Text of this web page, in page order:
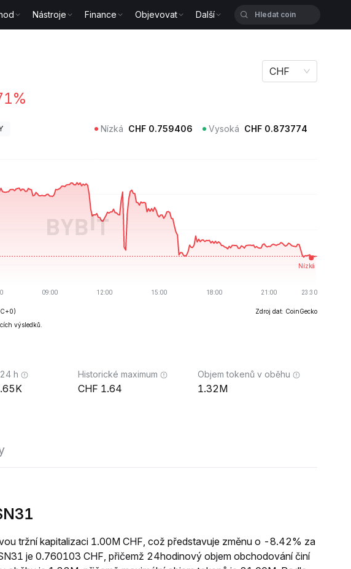
Nástroje Finance Objevovat Další
CHF
Nízká CHF 0.759406 Vysoká CHF 0.873774
Zdroj dat: CoinGecko
výsledků.
h Historické maximum
1.64
Objem tokenů v oběhu
1.32M
tržní kapitalizaci 1.00M CHF, což představuje změnu o -8.42% za
je 0.760103 CHF, přičemž 24hodinový objem obchodování činí